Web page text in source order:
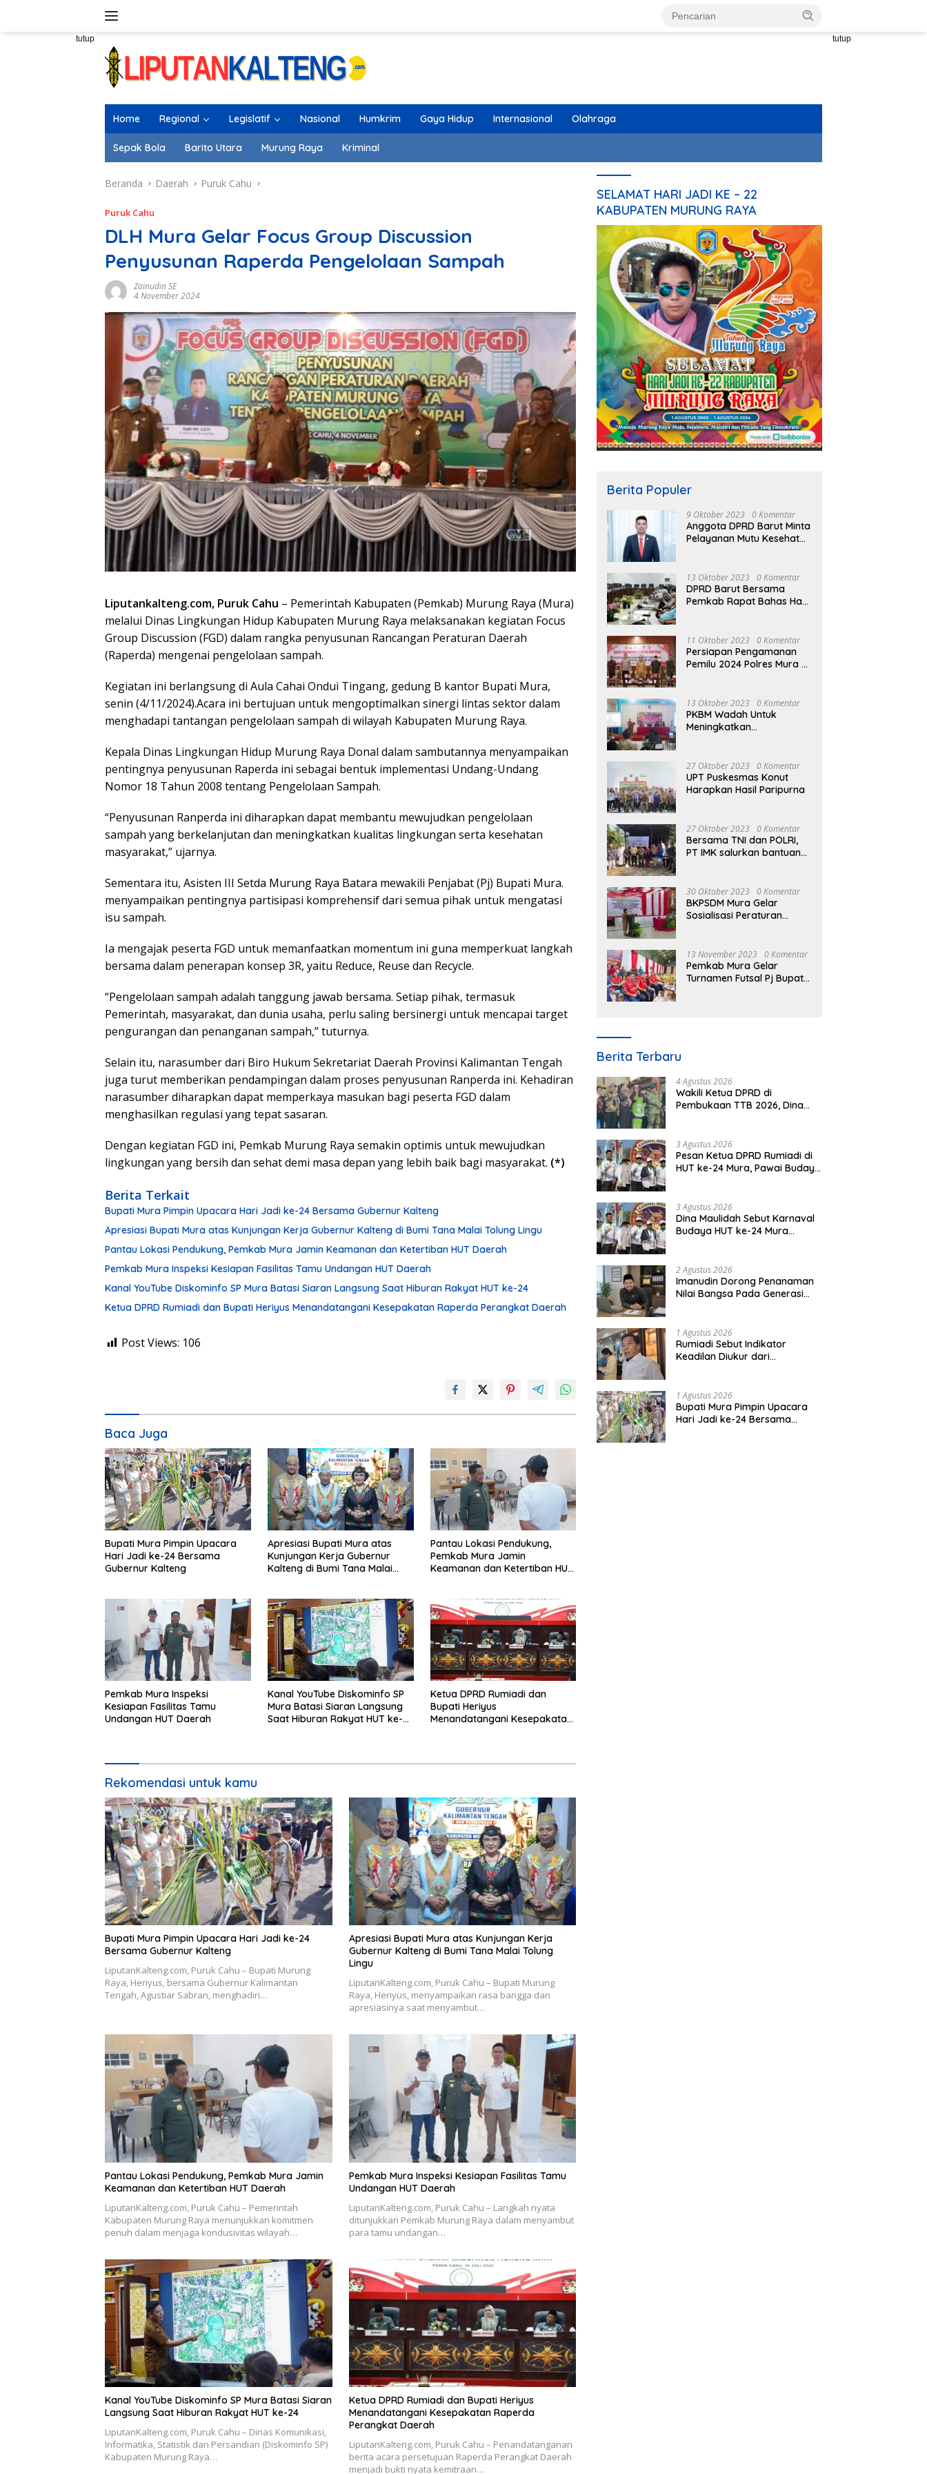
tutup tutup
Home Regional Legislatif Nasional Humkrim Gaya Hidup Internasional Olahraga
Sepak Bola Barito Utara Murung Raya Kriminal
Beranda Daerah Puruk Cahu
Puruk Cahu
DLH Mura Gelar Focus Group Discussion
Penyusunan Raperda Pengelolaan Sampah
Zainudin SE
4 November 2024
Liputankalteng.com, Puruk Cahu – Pemerintah Kabupaten (Pemkab) Murung Raya (Mura)
melalui Dinas Lingkungan Hidup Kabupaten Murung Raya melaksanakan kegiatan Focus
Group Discussion (FGD) dalam rangka penyusunan Rancangan Peraturan Daerah
(Raperda) mengenai pengelolaan sampah.
Kegiatan ini berlangsung di Aula Cahai Ondui Tingang, gedung B kantor Bupati Mura,
senin (4/11/2024).Acara ini bertujuan untuk mengoptimalkan sinergi lintas sektor dalam
menghadapi tantangan pengelolaan sampah di wilayah Kabupaten Murung Raya.
Kepala Dinas Lingkungan Hidup Murung Raya Donal dalam sambutannya menyampaikan
pentingnya penyusunan Raperda ini sebagai bentuk implementasi Undang-Undang
Nomor 18 Tahun 2008 tentang Pengelolaan Sampah.
“Penyusunan Ranperda ini diharapkan dapat membantu mewujudkan pengelolaan
sampah yang berkelanjutan dan meningkatkan kualitas lingkungan serta kesehatan
masyarakat,” ujarnya.
Sementara itu, Asisten III Setda Murung Raya Batara mewakili Penjabat (Pj) Bupati Mura.
menyampaikan pentingnya partisipasi komprehensif dari semua pihak untuk mengatasi
isu sampah.
Ia mengajak peserta FGD untuk memanfaatkan momentum ini guna memperkuat langkah
bersama dalam penerapan konsep 3R, yaitu Reduce, Reuse dan Recycle.
“Pengelolaan sampah adalah tanggung jawab bersama. Setiap pihak, termasuk
Pemerintah, masyarakat, dan dunia usaha, perlu saling bersinergi untuk mencapai target
pengurangan dan penanganan sampah,” tuturnya.
Selain itu, narasumber dari Biro Hukum Sekretariat Daerah Provinsi Kalimantan Tengah
juga turut memberikan pendampingan dalam proses penyusunan Ranperda ini. Kehadiran
narasumber diharapkan dapat memperkaya masukan bagi peserta FGD dalam
menghasilkan regulasi yang tepat sasaran.
Dengan kegiatan FGD ini, Pemkab Murung Raya semakin optimis untuk mewujudkan
lingkungan yang bersih dan sehat demi masa depan yang lebih baik bagi masyarakat. (*)
Berita Terkait
Bupati Mura Pimpin Upacara Hari Jadi ke-24 Bersama Gubernur Kalteng
Apresiasi Bupati Mura atas Kunjungan Kerja Gubernur Kalteng di Bumi Tana Malai Tolung Lingu
Pantau Lokasi Pendukung, Pemkab Mura Jamin Keamanan dan Ketertiban HUT Daerah
Pemkab Mura Inspeksi Kesiapan Fasilitas Tamu Undangan HUT Daerah
Kanal YouTube Diskominfo SP Mura Batasi Siaran Langsung Saat Hiburan Rakyat HUT ke-24
Ketua DPRD Rumiadi dan Bupati Heriyus Menandatangani Kesepakatan Raperda Perangkat Daerah
Post Views: 106
Baca Juga
Bupati Mura Pimpin Upacara
Hari Jadi ke-24 Bersama
Gubernur Kalteng
Apresiasi Bupati Mura atas
Kunjungan Kerja Gubernur
Kalteng di Bumi Tana Malai
Pantau Lokasi Pendukung,
Pemkab Mura Jamin
Keamanan dan Ketertiban HUT
Pemkab Mura Inspeksi
Kesiapan Fasilitas Tamu
Undangan HUT Daerah
Kanal YouTube Diskominfo SP
Mura Batasi Siaran Langsung
Saat Hiburan Rakyat HUT ke-
Ketua DPRD Rumiadi dan
Bupati Heriyus
Menandatangani Kesepakatan
Rekomendasi untuk kamu
Bupati Mura Pimpin Upacara Hari Jadi ke-24
Bersama Gubernur Kalteng
LiputanKalteng.com, Puruk Cahu – Bupati Murung
Raya, Heriyus, bersama Gubernur Kalimantan
Tengah, Agustiar Sabran, menghadiri…
Apresiasi Bupati Mura atas Kunjungan Kerja
Gubernur Kalteng di Bumi Tana Malai Tolung
Lingu
LiputanKalteng.com, Puruk Cahu – Bupati Murung
Raya, Heriyus, menyampaikan rasa bangga dan
apresiasinya saat menyambut…
Pantau Lokasi Pendukung, Pemkab Mura Jamin
Keamanan dan Ketertiban HUT Daerah
LiputanKalteng.com, Puruk Cahu – Pemerintah
Kabupaten Murung Raya menunjukkan komitmen
penuh dalam menjaga kondusivitas wilayah…
Pemkab Mura Inspeksi Kesiapan Fasilitas Tamu
Undangan HUT Daerah
LiputanKalteng.com, Puruk Cahu – Langkah nyata
ditunjukkan Pemkab Murung Raya dalam menyambut
para tamu undangan…
Kanal YouTube Diskominfo SP Mura Batasi Siaran
Langsung Saat Hiburan Rakyat HUT ke-24
LiputanKalteng.com, Puruk Cahu – Dinas Komunikasi,
Informatika, Statistik dan Persandian (Diskominfo SP)
Kabupaten Murung Raya…
Ketua DPRD Rumiadi dan Bupati Heriyus
Menandatangani Kesepakatan Raperda
Perangkat Daerah
LiputanKalteng.com, Puruk Cahu – Penandatanganan
berita acara persetujuan Raperda Perangkat Daerah
menjadi bukti nyata kemitraan…
SELAMAT HARI JADI KE – 22
KABUPATEN MURUNG RAYA
Berita Populer
9 Oktober 2023 0 Komentar
Anggota DPRD Barut Minta
Pelayanan Mutu Kesehatan
13 Oktober 2023 0 Komentar
DPRD Barut Bersama
Pemkab Rapat Bahas Hasil
Perubahan 2023
11 Oktober 2023 0 Komentar
Persiapan Pengamanan
Pemilu 2024 Polres Mura
13 Oktober 2023 0 Komentar
PKBM Wadah Untuk
Meningkatkan
Dalam Bidang Ekonomi
27 Oktober 2023 0 Komentar
UPT Puskesmas Konut
Harapkan Hasil Paripurna
27 Oktober 2023 0 Komentar
Bersama TNI dan POLRI,
PT IMK salurkan bantuan
30 Oktober 2023 0 Komentar
BKPSDM Mura Gelar
Sosialisasi Peraturan
13 November 2023 0 Komentar
Pemkab Mura Gelar
Turnamen Futsal Pj Bupati
Berita Terbaru
4 Agustus 2026
Wakili Ketua DPRD di
Pembukaan TTB 2026, Dina
3 Agustus 2026
Pesan Ketua DPRD Rumiadi di
HUT ke-24 Mura, Pawai Budaya
3 Agustus 2026
Dina Maulidah Sebut Karnaval
Budaya HUT ke-24 Mura
2 Agustus 2026
Imanudin Dorong Penanaman
Nilai Bangsa Pada Generasi
1 Agustus 2026
Rumiadi Sebut Indikator
Keadilan Diukur dari
1 Agustus 2026
Bupati Mura Pimpin Upacara
Hari Jadi ke-24 Bersama